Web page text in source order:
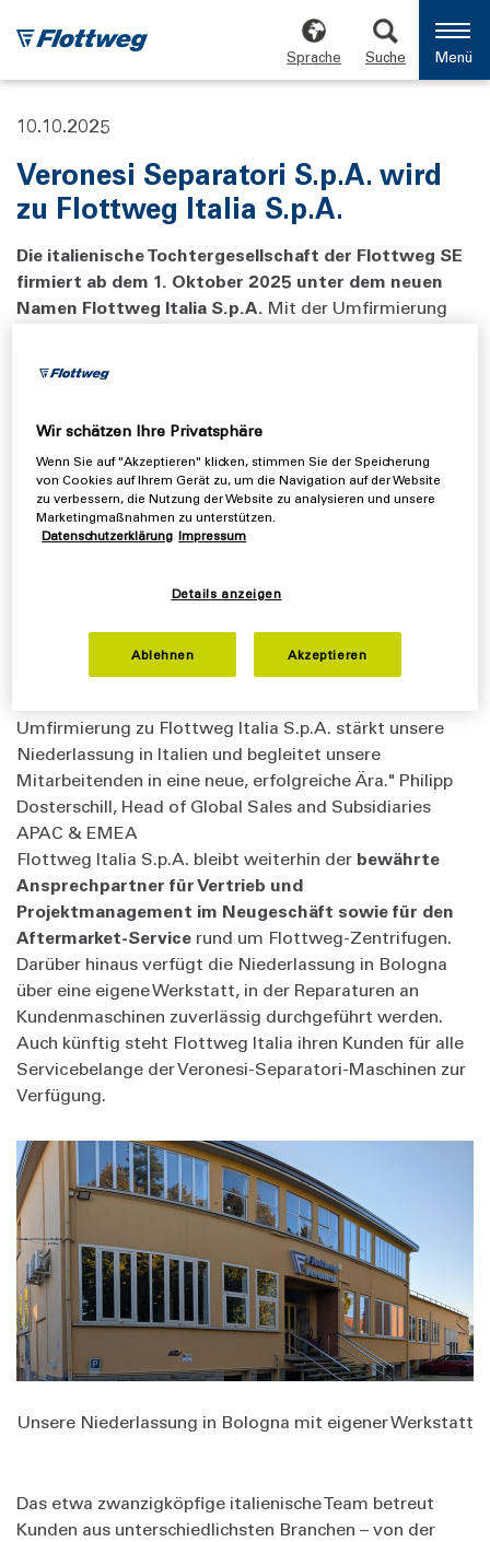
Sprache Suche Menü
10.10.2025
Veronesi Separatori S.p.A. wird
zu Flottweg Italia S.p.A.
Die italienische Tochtergesellschaft der Flottweg SE
firmiert ab dem 1. Oktober 2025 unter dem neuen
Namen Flottweg Italia S.p.A. Mit der Umfirmierung
italienischen Markt.
Die bisherige Firmierung „Veronesi Separatori S.p.A. –
Member of the Flottweg Group“ stand lange für lokale
Stärke und gewachsene Kundenbeziehungen. Mit der
Umfirmierung zu Flottweg Italia S.p.A. rückt nun die
international etablierte Dachmarke in den Fokus –
Zukunftsfähigkeit im italienischen Markt.
"Mit dem Namenswechsel harmonisieren wir unsere
Geschäftsaktivitäten im italienischen Markt und
Umfirmierung zu Flottweg Italia S.p.A. stärkt unsere
Niederlassung in Italien und begleitet unsere
Mitarbeitenden in eine neue, erfolgreiche Ära." Philipp
Dosterschill, Head of Global Sales and Subsidiaries
APAC & EMEA
Flottweg Italia S.p.A. bleibt weiterhin der bewährte
Ansprechpartner für Vertrieb und
Projektmanagement im Neugeschäft sowie für den
Aftermarket-Service rund um Flottweg-Zentrifugen.
Darüber hinaus verfügt die Niederlassung in Bologna
über eine eigene Werkstatt, in der Reparaturen an
Kundenmaschinen zuverlässig durchgeführt werden.
Auch künftig steht Flottweg Italia ihren Kunden für alle
Servicebelange der Veronesi-Separatori-Maschinen zur
Verfügung.
Unsere Niederlassung in Bologna mit eigener Werkstatt
Das etwa zwanzigköpfige italienische Team betreut
Kunden aus unterschiedlichsten Branchen – von der
Wir schätzen Ihre Privatsphäre
Wenn Sie auf "Akzeptieren" klicken, stimmen Sie der Speicherung
von Cookies auf Ihrem Gerät zu, um die Navigation auf der Website
zu verbessern, die Nutzung der Website zu analysieren und unsere
Marketingmaßnahmen zu unterstützen.
Datenschutzerklärung Impressum
Details anzeigen
Ablehnen Akzeptieren